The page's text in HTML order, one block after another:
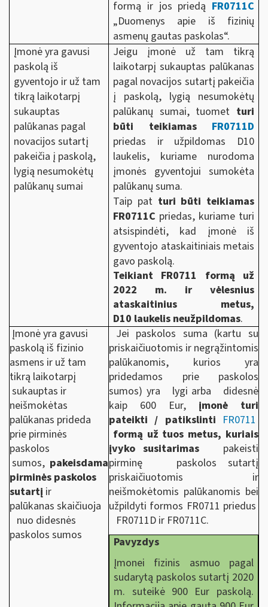
formą ir jos priedą FR0711C
„Duomenys apie iš fizinių
asmenų gautas paskolas“.
Įmonė yra gavusi
paskolą iš
gyventojo ir už tam
tikrą laikotarpį
sukauptas
palūkanas pagal
novacijos sutartį
pakeičia į paskolą,
lygią nesumokėtų
palūkanų sumai
Jeigu įmonė už tam tikrą
laikotarpį sukauptas palūkanas
pagal novacijos sutartį pakeičia
į paskolą, lygią nesumokėtų
palūkanų sumai, tuomet turi
būti teikiamas FR0711D
priedas ir užpildomas D10
laukelis, kuriame nurodoma
įmonės gyventojui sumokėta
palūkanų suma.
Taip pat turi būti teikiamas
FR0711C priedas, kuriame turi
atsispindėti, kad įmonė iš
gyventojo ataskaitiniais metais
gavo paskolą.
Teikiant FR0711 formą už
2022 m. ir vėlesnius
ataskaitinius metus,
D10 laukelis neužpildomas.
Įmonė yra gavusi
paskolą iš fizinio
asmens ir už tam
tikrą laikotarpį
sukauptas ir
neišmokėtas
palūkanas prideda
prie pirminės
paskolos
sumos, pakeisdama
pirminės paskolos
sutartį ir
palūkanas skaičiuoja
nuo didesnės
paskolos sumos
Jei paskolos suma (kartu su
priskaičiuotomis ir negrąžintomis
palūkanomis, kurios yra
pridedamos prie paskolos
sumos) yra lygi arba didesnė
kaip 600 Eur, įmonė turi
pateikti / patikslinti FR0711
formą už tuos metus, kuriais
įvyko susitarimas pakeisti
pirminę paskolos sutartį
priskaičiuotomis ir
neišmokėtomis palūkanomis bei
užpildyti formos FR0711 priedus
FR0711D ir FR0711C.
Pavyzdys
Įmonei fizinis asmuo pagal
sudarytą paskolos sutartį 2020
m. suteikė 900 Eur paskolą.